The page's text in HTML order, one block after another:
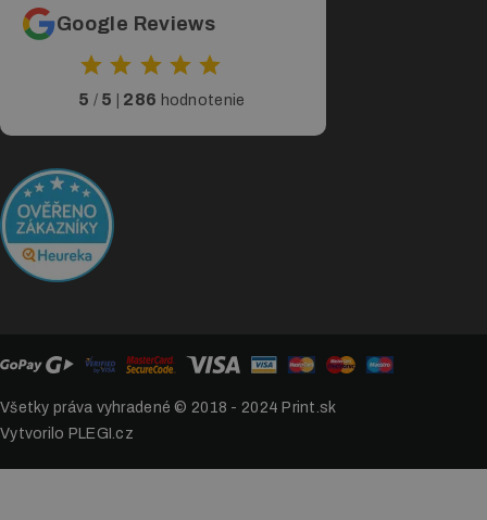
Google Reviews
5 / 5 286 hodnotenie
Všetky práva vyhradené © 2018 - 2024 Print.sk
Vytvorilo PLEGI.cz